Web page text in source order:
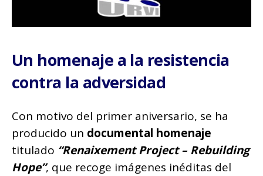
Un homenaje a la resistencia
contra la adversidad
Con motivo del primer aniversario, se ha
producido un documental homenaje
titulado “Renaixement Project – Rebuilding
Hope”, que recoge imágenes inéditas del